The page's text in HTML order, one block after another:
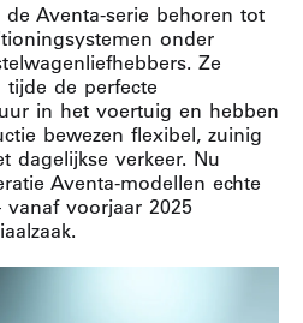
de Aventa-serie behoren tot
onder
Ze
de perfecte
in het voertuig en hebben
bewezen flexibel, zuinig
dagelijkse verkeer. Nu
Aventa-modellen echte
voorjaar 2025